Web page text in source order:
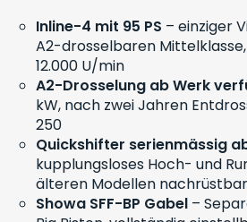
Inline-4 mit 95 PS – einziger
A2-drosselbaren
12.000 U/min
A2-Drosselung ab Werk
kW, nach zwei Jahren
250
Quickshifter serienmässig
kupplungsloses Hoch- und
älteren Modellen
Showa SFF-BP Gabel –